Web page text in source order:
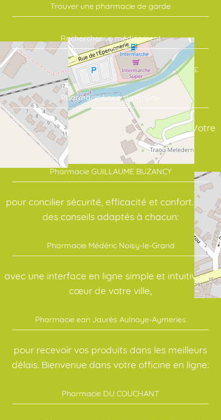
Trouver une pharmacie de garde
Rechercher un médicament
Commandez vos soins en quelques clics:
Pharmacie Loire sur Rhône
assure un suivi sérieux de vos traitements. Votre
point de repère en santé:
Pharmacie GUILLAUME BUZANCY
pour concilier sécurité, efficacité et confort. Pour
des conseils adaptés à chacun:
Pharmacie Médéric Noisy-le-Grand
avec une interface en ligne simple et intuitive. Au
cœur de votre ville,
Pharmacie ean Jaurès Aulnoye-Aymeries
pour recevoir vos produits dans les meilleurs
délais. Bienvenue dans votre officine en ligne:
Pharmacie DU COUCHANT